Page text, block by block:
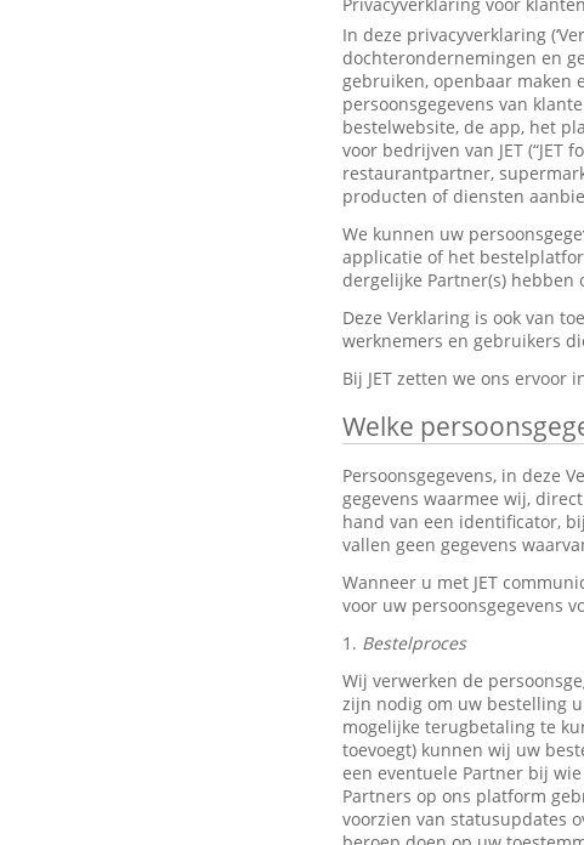
In deze privacyverklaring
dochterondernemingen en
gebruiken, openbaar maken
persoonsgegevens van
bestelwebsite, de app, het
voor bedrijven van JET (“JET
restaurantpartner,
producten of diensten
We kunnen uw
applicatie of het
dergelijke Partner(s) hebben
Deze Verklaring is ook van
werknemers en gebruikers
Bij JET zetten we ons ervoor
Welke
Persoonsgegevens, in deze
gegevens waarmee wij,
hand van een identificator,
vallen geen gegevens
Wanneer u met JET
voor uw persoonsgegevens
1. Bestelproces
Wij verwerken de
zijn nodig om uw bestelling
mogelijke terugbetaling te
toevoegt) kunnen wij uw
een eventuele Partner bij
Partners op ons platform
voorzien van statusupdates